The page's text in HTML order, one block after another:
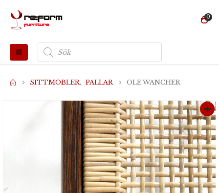
0
Produktsökning
SITTMÖBLER, PALLAR OLE WANCHER